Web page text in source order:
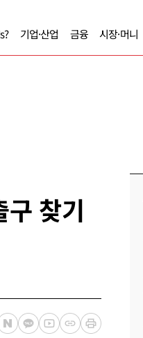
기업·산업 금융 시장·머니
찾기